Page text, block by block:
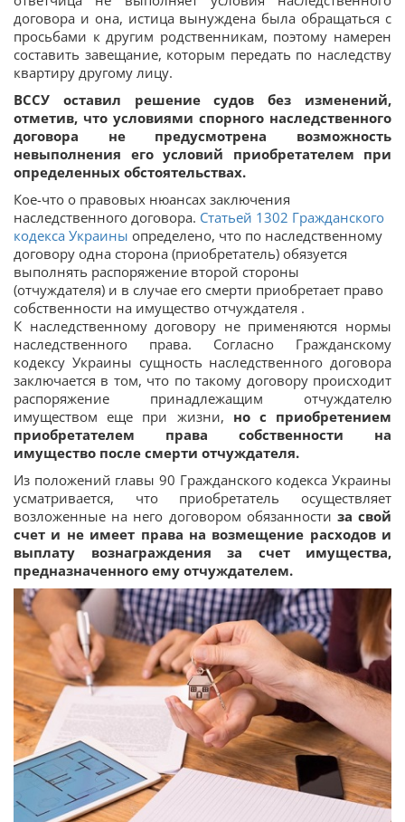
договора и она, истица вынуждена была обращаться с
просьбами к другим родственникам, поэтому намерен
составить завещание, которым передать по наследству
квартиру другому лицу.
ВССУ оставил решение судов без изменений,
отметив, что условиями спорного наследственного
договора не предусмотрена возможность
невыполнения его условий приобретателем при
определенных обстоятельствах.
Кое-что о правовых нюансах заключения
наследственного договора. Статьей 1302 Гражданского
кодекса Украины определено, что по наследственному
договору одна сторона (приобретатель) обязуется
выполнять распоряжение второй стороны
(отчуждателя) и в случае его смерти приобретает право
собственности на имущество отчуждателя .
К наследственному договору не применяются нормы
наследственного права. Согласно Гражданскому
кодексу Украины сущность наследственного договора
заключается в том, что по такому договору происходит
распоряжение принадлежащим отчуждателю
имуществом еще при жизни, но с приобретением
приобретателем права собственности на
имущество после смерти отчуждателя.
Из положений главы 90 Гражданского кодекса Украины
усматривается, что приобретатель осуществляет
возложенные на него договором обязанности за свой
счет и не имеет права на возмещение расходов и
выплату вознаграждения за счет имущества,
предназначенного ему отчуждателем.